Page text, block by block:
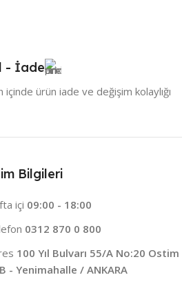
- İade
içinde ürün iade ve değişim kolaylığı
Bilgileri
içi 09:00 - 18:00
0312 870 0 800
100 Yıl Bulvarı 55/A No:20 Ostim
- Yenimahalle / ANKARA